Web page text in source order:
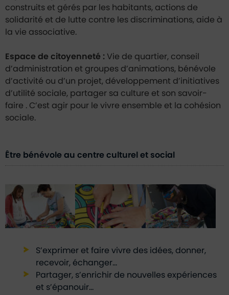
construits et gérés par les habitants, actions de
solidarité et de lutte contre les discriminations, aide à
la vie associative.
Espace de citoyenneté : Vie de quartier, conseil
d’administration et groupes d’animations, bénévole
d’activité ou d’un projet, développement d’initiatives
d’utilité sociale, partager sa culture et son savoir-
faire . C’est agir pour le vivre ensemble et la cohésion
sociale.
Être bénévole au centre culturel et social
S’exprimer et faire vivre des idées, donner,
recevoir, échanger…
Partager, s’enrichir de nouvelles expériences
et s’épanouir…